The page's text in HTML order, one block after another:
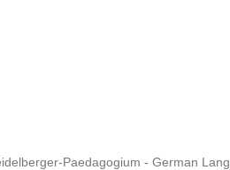
Paedagogium - German